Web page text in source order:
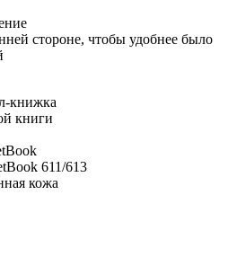
стороне, чтобы удобнее было
книжка
книги
611/613
кожа